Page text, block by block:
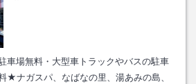
場無料・大型車トラックやバスの駐車
★ナガスパ、なばなの里、湯あみの島、